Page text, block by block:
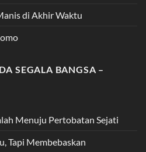
di Akhir Waktu
SEGALA BANGSA –
Menuju Pertobatan Sejati
Tapi Membebaskan